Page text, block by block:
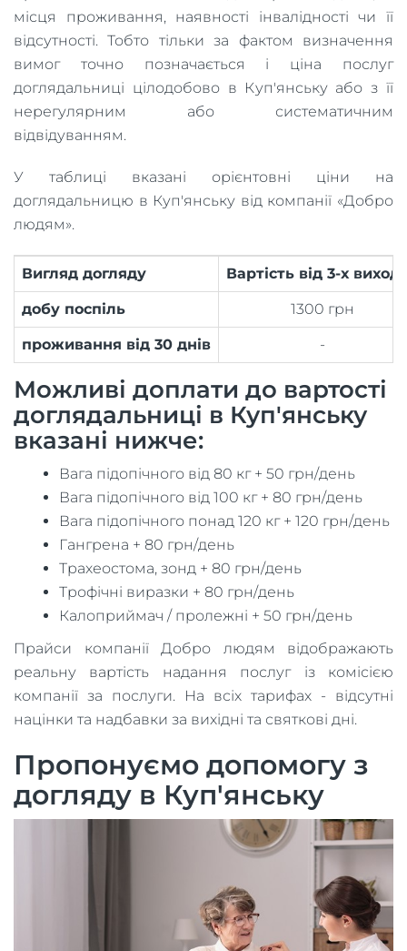
місця проживання, наявності інвалідності чи її
відсутності. Тобто тільки за фактом визначення
вимог точно позначається і ціна послуг
доглядальниці цілодобово в Куп'янську або з її
нерегулярним або систематичним
відвідуванням.
У таблиці вказані орієнтовні ціни на
доглядальницю в Куп'янську від компанії «Добро
людям».
Вигляд догляду Вартість від 3-х
добу поспіль 1300 грн
проживання від 30 днів -
Можливі доплати до вартості
доглядальниці в Куп'янську
вказані нижче:
Вага підопічного від 80 кг + 50 грн/день
Вага підопічного від 100 кг + 80 грн/день
Вага підопічного понад 120 кг + 120 грн/день
Гангрена + 80 грн/день
Трахеостома, зонд + 80 грн/день
Трофічні виразки + 80 грн/день
Калоприймач / пролежні + 50 грн/день
Прайси компанії Добро людям відображають
реальну вартість надання послуг із комісією
компанії за послуги. На всіх тарифах - відсутні
націнки та надбавки за вихідні та святкові дні.
Пропонуємо допомогу з
догляду в Куп'янську